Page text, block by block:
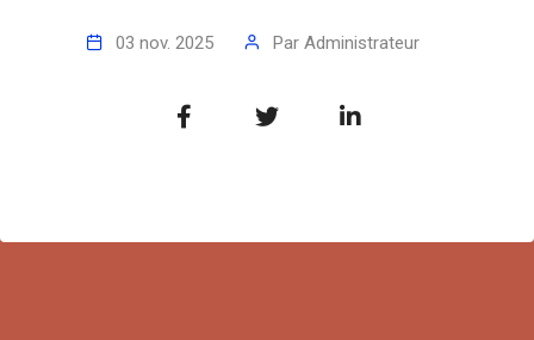
03 nov. 2025 Par Administrateur